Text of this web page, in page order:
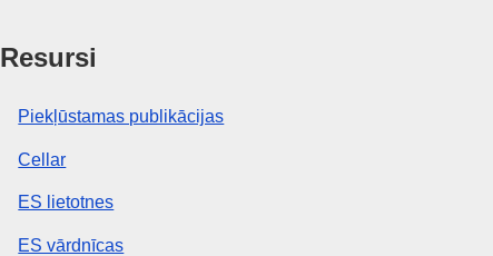
Resursi
Piekļūstamas publikācijas
Cellar
ES lietotnes
ES vārdnīcas